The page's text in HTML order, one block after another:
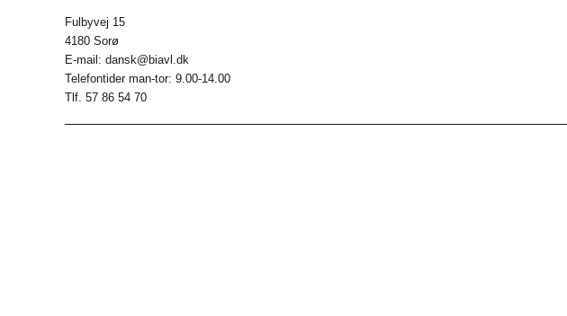
Fulbyvej 15
4180 Sorø
E-mail: dansk@biavl.dk
Telefontider man-tor: 9.00-14.00
Tlf. 57 86 54 70